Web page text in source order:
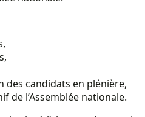
des candidats en plénière,
de l’Assemblée nationale.